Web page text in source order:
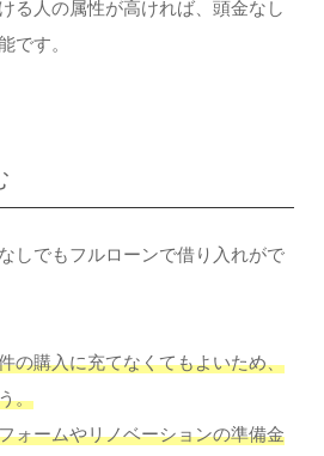
る人の属性が高ければ、頭金なし
です。
しでもフルローンで借り入れがで
の購入に充てなくてもよいため、
。
ォームやリノベーションの準備金